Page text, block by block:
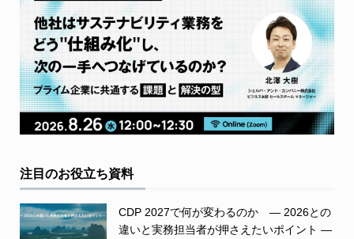
注目のお役立ち資料
CDP 2027で何が変わるのか ― 2026との
違いと実務担当者が押さえたいポイント ―